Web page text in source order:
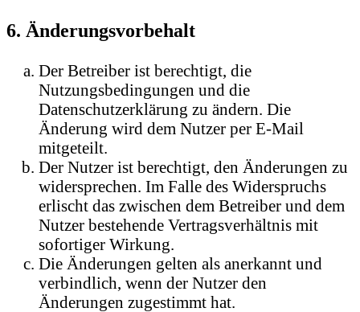
6. Änderungsvorbehalt
Der Betreiber ist berechtigt, die
Nutzungsbedingungen und die
Datenschutzerklärung zu ändern. Die
Änderung wird dem Nutzer per E-Mail
mitgeteilt.
Der Nutzer ist berechtigt, den Änderungen zu
widersprechen. Im Falle des Widerspruchs
erlischt das zwischen dem Betreiber und dem
Nutzer bestehende Vertragsverhältnis mit
sofortiger Wirkung.
Die Änderungen gelten als anerkannt und
verbindlich, wenn der Nutzer den
Änderungen zugestimmt hat.